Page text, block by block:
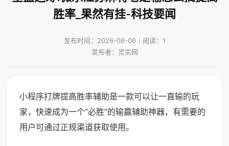
胜率_果然有挂-科技要闻
发布时间：2026-08-06｜阅读：1
发布者：灵实网
小程序打牌提高胜率辅助是一款可以让一直输的玩
家，快速成为一个“必胜”的输赢辅助神器，有需要的
用户可通过正规渠道获取使用。